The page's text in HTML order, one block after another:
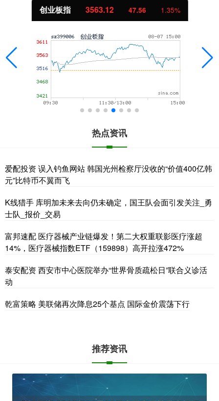
创业板指 3563.12 47.56 1.35%
热点资讯
爱配投资 误入钓鱼网站 韩国光州检察厅没收的“价值400亿韩
元”比特币不翼而飞
K线猎手 库明加未来去向仍未确定，国王队会面引发关注_勇
士队_报价_交易
富邦速配 医疗器械产业链爆发！第二大权重联影医疗涨超
14%，医疗器械指数ETF（159898）高开拉涨472%
泰安配资 西安市中心医院举办“世界骨质疏松日”联合义诊活
动
乾富策略 美联储再次降息25个基点 国际金价震荡下行
推荐资讯